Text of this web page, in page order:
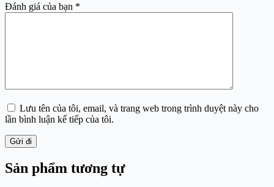
Đánh giá của bạn *
Lưu tên của tôi, email, và trang web trong trình duyệt này cho
lần bình luận kế tiếp của tôi.
Gửi đi
Sản phẩm tương tự